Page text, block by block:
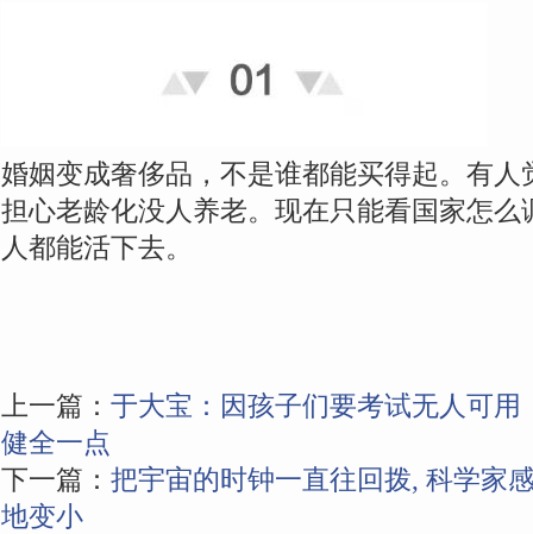
婚姻变成奢侈品，不是谁都能买得起。有
担心老龄化没人养老。现在只能看国家怎
人都能活下去。
上一篇： 于大宝：因孩子们要考试无人可
健全一点
下一篇： 把宇宙的时钟一直往回拨, 科学家
地变小